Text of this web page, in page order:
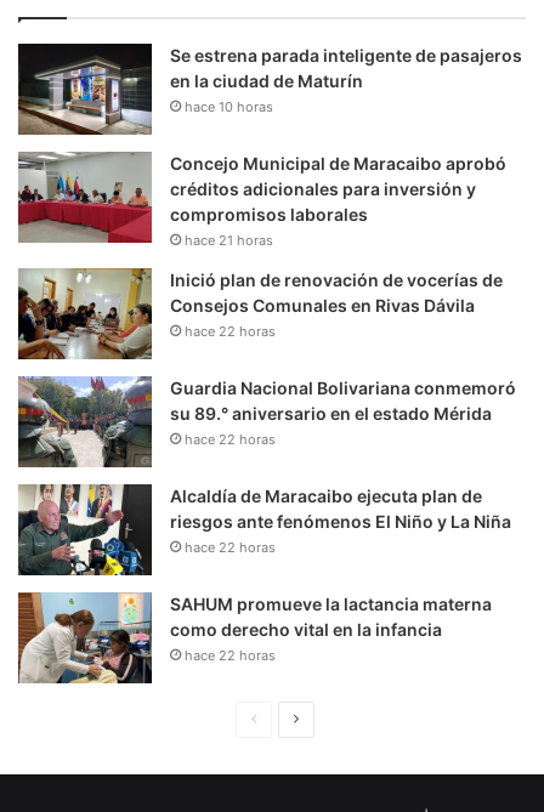
Se estrena parada inteligente de pasajeros
en la ciudad de Maturín
hace 10 horas
Concejo Municipal de Maracaibo aprobó
créditos adicionales para inversión y
compromisos laborales
hace 21 horas
Inició plan de renovación de vocerías de
Consejos Comunales en Rivas Dávila
hace 22 horas
Guardia Nacional Bolivariana conmemoró
su 89.° aniversario en el estado Mérida
hace 22 horas
Alcaldía de Maracaibo ejecuta plan de
riesgos ante fenómenos El Niño y La Niña
hace 22 horas
SAHUM promueve la lactancia materna
como derecho vital en la infancia
hace 22 horas